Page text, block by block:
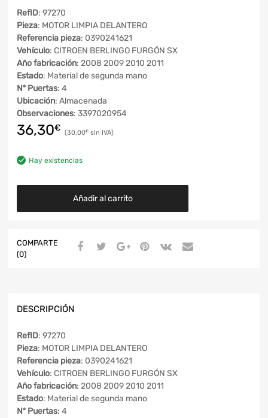
RefID: 97270
Pieza: MOTOR LIMPIA DELANTERO
Referencia pieza: 0390241621
Vehículo: CITROEN BERLINGO FURGÓN SX
Año fabricación: 2008 2009 2010 2011
Estado: Material de segunda mano
Nº Puertas: 4
Ubicación: Almacenada
Observaciones: 3397020954
36,30€ 30,00€
Hay existencias
Añadir al carrito
COMPARTE
(0)
DESCRIPCIÓN
RefID: 97270
Pieza: MOTOR LIMPIA DELANTERO
Referencia pieza: 0390241621
Vehículo: CITROEN BERLINGO FURGÓN SX
Año fabricación: 2008 2009 2010 2011
Estado: Material de segunda mano
Nº Puertas: 4